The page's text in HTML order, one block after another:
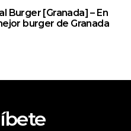
Burger [Granada] – En
burger de Granada